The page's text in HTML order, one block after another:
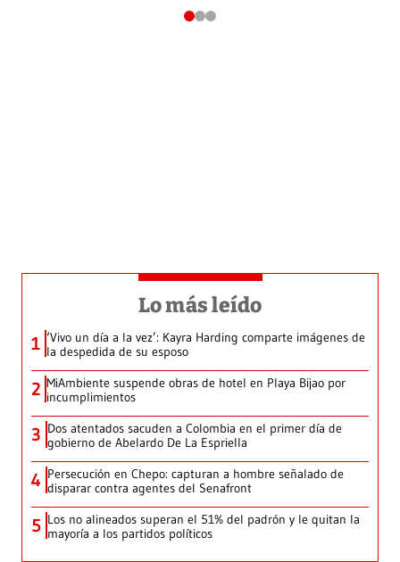
Lo más leído
1 ‘Vivo un día a la vez’: Kayra Harding comparte imágenes de
la despedida de su esposo
2 MiAmbiente suspende obras de hotel en Playa Bijao por
incumplimientos
3 Dos atentados sacuden a Colombia en el primer día de
gobierno de Abelardo De La Espriella
4 Persecución en Chepo: capturan a hombre señalado de
disparar contra agentes del Senafront
5 Los no alineados superan el 51% del padrón y le quitan la
mayoría a los partidos políticos